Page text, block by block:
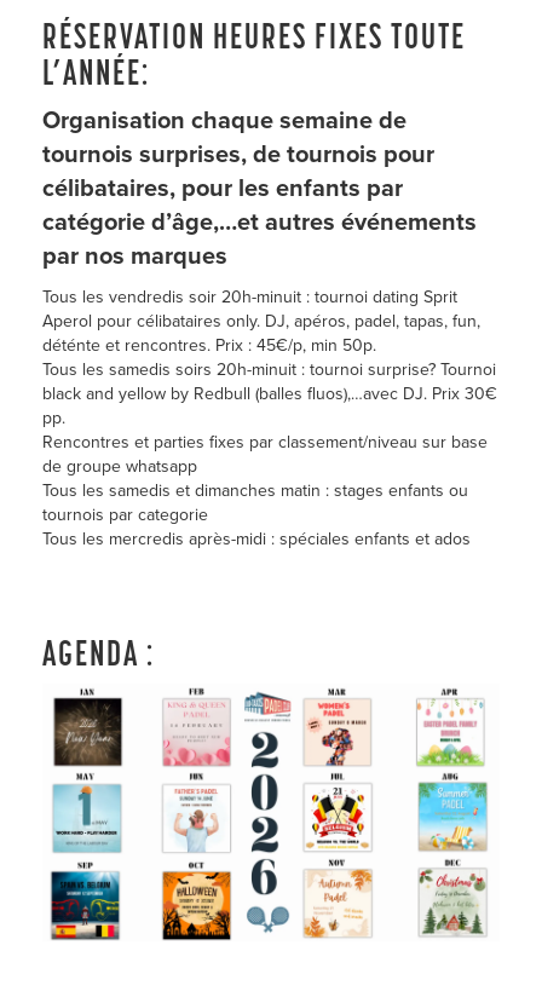
RÉSERVATION HEURES FIXES TOUTE
L’ANNÉE:
Organisation chaque semaine de
tournois surprises, de tournois pour
célibataires, pour les enfants par
catégorie d’âge,…et autres événements
par nos marques
Tous les vendredis soir 20h-minuit : tournoi dating Sprit
Aperol pour célibataires only. DJ, apéros, padel, tapas, fun,
déténte et rencontres. Prix : 45€/p, min 50p.
Tous les samedis soirs 20h-minuit : tournoi surprise? Tournoi
black and yellow by Redbull (balles fluos),…avec DJ. Prix 30€
pp.
Rencontres et parties fixes par classement/niveau sur base
de groupe whatsapp
Tous les samedis et dimanches matin : stages enfants ou
tournois par categorie
Tous les mercredis après-midi : spéciales enfants et ados
AGENDA :